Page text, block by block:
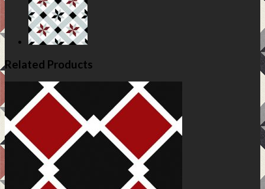
Related Products